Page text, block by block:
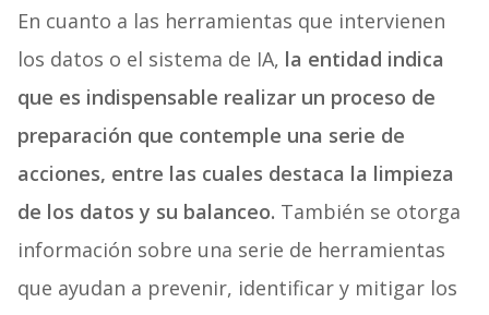
En cuanto a las herramientas que intervienen
los datos o el sistema de IA, la entidad indica
que es indispensable realizar un proceso de
preparación que contemple una serie de
acciones, entre las cuales destaca la limpieza
de los datos y su balanceo. También se otorga
información sobre una serie de herramientas
que ayudan a prevenir, identificar y mitigar los